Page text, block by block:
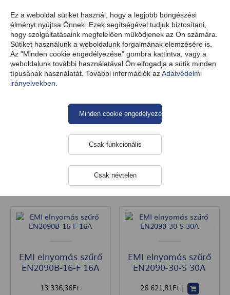
Ez a weboldal sütiket használ, hogy a legjobb böngészési
élményt nyújtsa Önnek. Ezek segítségével tudjuk biztosítani,
hogy szolgáltatásaink megfelelően működjenek az Ön számára.
Sütiket használunk a weboldalunk forgalmának elemzésére is.
Az "Minden cookie engedélyezése" gombra kattintva, vagy a
weboldalunk további használatával Ön elfogadja a sütik minden
típusának használatát. További információk azAdatvédelmi
irányelvekben.
Csak névtelen
Csak funkcionális
Minden cookie engedélyezése
HU
Termékek Tápegység Elektronikus alkatrészek
EMI-kiegyenlítő szűrők
Kategóriák
EMI elnyomás szűrő
EN2090B-16-F 16A
13 336,36Ft
EMI elnyomás szűrő
EN2090-30-S 30A
26 621 ,81Ft |